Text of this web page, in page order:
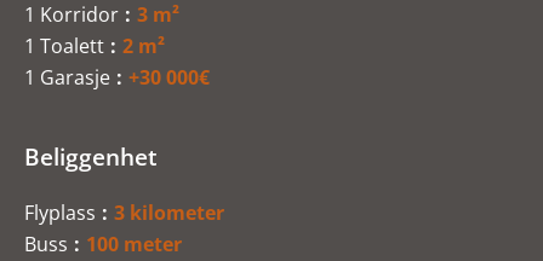
1 Korridor
3 m²
1 Toalett
2 m²
1 Garasje
+30 000€
Beliggenhet
Flyplass
3 kilometer
Buss
100 meter